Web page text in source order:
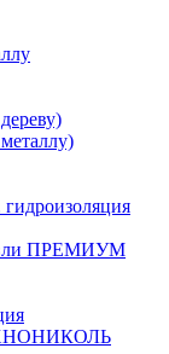
ПРЕМИУМ